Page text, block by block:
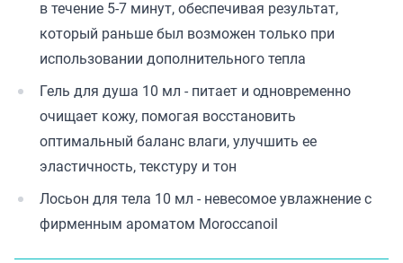
в течение 5-7 минут, обеспечивая результат,
который раньше был возможен только при
использовании дополнительного тепла
Гель для душа 10 мл - питает и одновременно
очищает кожу, помогая восстановить
оптимальный баланс влаги, улучшить ее
эластичность, текстуру и тон
Лосьон для тела 10 мл - невесомое увлажнение с
фирменным ароматом Moroccanoil